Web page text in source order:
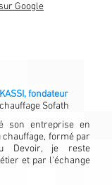
Google
fondateur
Sofath
son entreprise en
chauffage, formé par
Devoir, je reste
et par l'échange